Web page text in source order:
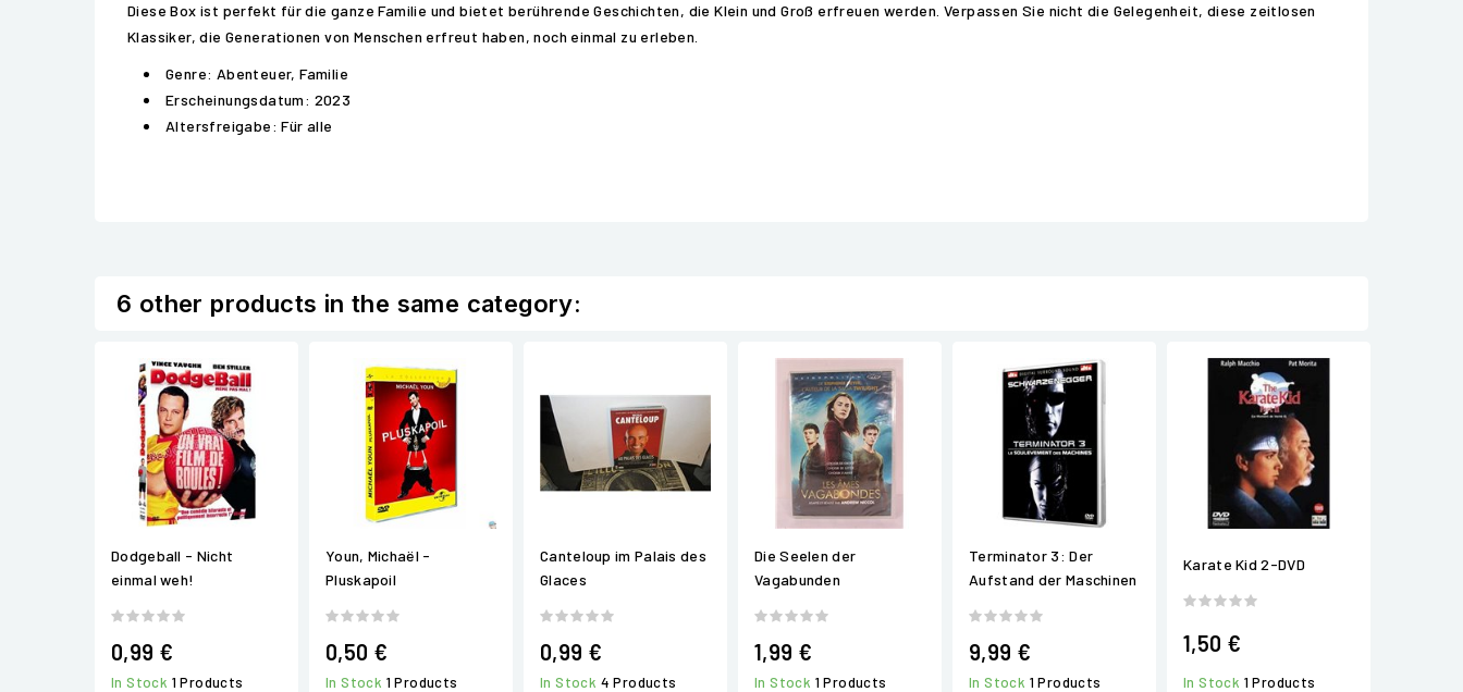
Diese Box ist perfekt für die ganze Familie und bietet berührende Geschichten, die Klein und Groß erfreuen werden. Verpassen Sie nicht die Gelegenheit, diese zeitlosen
Klassiker, die Generationen von Menschen erfreut haben, noch einmal zu erleben.
Genre: Abenteuer, Familie
Erscheinungsdatum: 2023
Altersfreigabe: Für alle
6 other products in the same category:
Dodgeball - Nicht
einmal weh!
0,99 €
In Stock 1 Products
Youn, Michaël -
Pluskapoil
0,50 €
In Stock 1 Products
Canteloup im Palais des
Glaces
0,99 €
In Stock 4 Products
Die Seelen der
Vagabunden
1,99 €
In Stock 1 Products
Terminator 3: Der
Aufstand der Maschinen
9,99 €
In Stock 1 Products
Karate Kid 2-DVD
1,50 €
In Stock 1 Products